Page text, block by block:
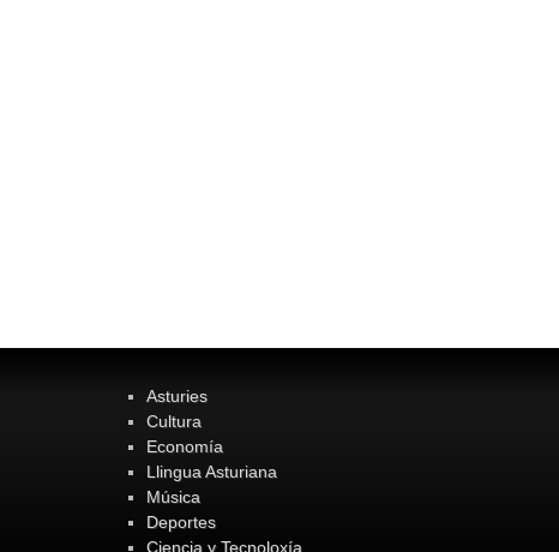
Asturies
Cultura
Economía
Llingua Asturiana
Música
Deportes
Ciencia y Tecnoloxía